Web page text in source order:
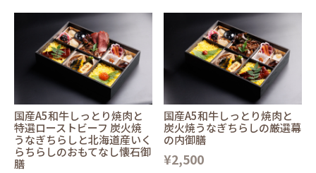
国産A5和牛しっとり焼肉と
特選ローストビーフ 炭火焼
うなぎちらしと北海道産いく
らちらしのおもてなし懐石御
膳
国産A5和牛しっとり焼肉と
炭火焼うなぎちらしの厳選幕
の内御膳
¥2,500